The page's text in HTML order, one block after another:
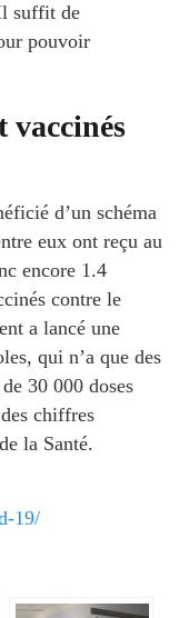
suffit de
pouvoir
vaccinés
d’un schéma
eux ont reçu au
encore 1.4
contre le
a lancé une
qui n’a que des
30 000 doses
chiffres
la Santé.
19/